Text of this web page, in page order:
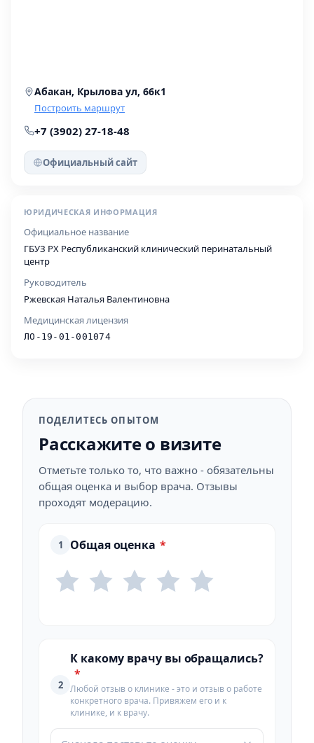
Абакан, Крылова ул, 66к1
Построить маршрут
+7 (3902) 27-18-48
Официальный сайт
ЮРИДИЧЕСКАЯ ИНФОРМАЦИЯ
Официальное название
ГБУЗ РХ Республиканский клинический перинатальный
центр
Руководитель
Ржевская Наталья Валентиновна
Медицинская лицензия
ЛО-19-01-001074
ПОДЕЛИТЕСЬ ОПЫТОМ
Расскажите о визите
Отметьте только то, что важно - обязательны
общая оценка и выбор врача. Отзывы
проходят модерацию.
1 Общая оценка *
2
К какому врачу вы обращались?
*
Любой отзыв о клинике - это и отзыв о работе
конкретного врача. Привяжем его и к
клинике, и к врачу.